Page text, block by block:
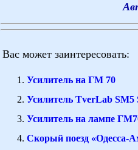
Вас может заинтересовать:
Усилитель на ГМ 70
Усилитель TverLab SM5
Усилитель на лампе
Скорый поезд «Одесса-